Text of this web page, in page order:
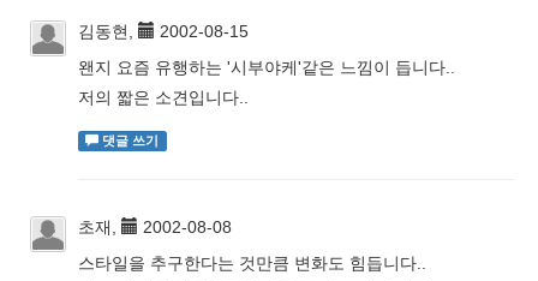
김동현,
2002-08-15
왠지 요즘 유행하는 '시부야케'같은 느낌이 듭니다..
저의 짧은 소견입니다..
댓글 쓰기
초재,
2002-08-08
스타일을 추구한다는 것만큼 변화도 힘듭니다..